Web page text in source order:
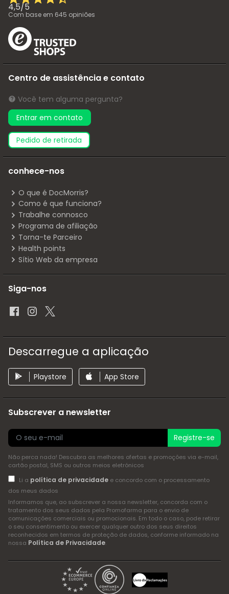
4,5/5
Com base em 645 opiniões
Centro de assistência e contato
Você tem alguma pergunta?
Entrar em contato
pedido de retirada
conhece-nos
O que é DocMorris?
Como é que funciona?
Trabalhe connosco
Programa de afiliação
Torna-te Parceiro
Health points
Sítio Web da empresa
Siga-nos
Descarregue a aplicação
Playstore App Store
Subscrever a newsletter
Registre-se
Não perca nada! Descubra as melhores ofertas e promoções via e-mail,
cartão postal, SMS ou outros meios eletrónicos
Li a política de privacidadee concordo com o processamento
dos meus dados
Informamos que, ao subscrever a nossa newsletter, concorda com o
tratamento dos seus dados pela Promofarma para o envio de
comunicações comerciais ou promocionais. Em todo o caso, pode retirar
o seu consentimento ou exercer qualquer outro dos seus direitos
reconhecidos em termos de proteção de dados, conforme informado na
nossa Política de Privacidade.